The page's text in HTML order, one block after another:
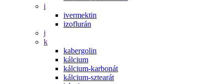
i
ivermektin
izoflurán
j
k
kabergolin
kálcium
kálcium-karbonát
kálcium-sztearát